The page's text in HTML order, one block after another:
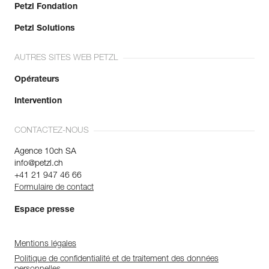
Petzl Fondation
Petzl Solutions
AUTRES SITES WEB PETZL
Opérateurs
Intervention
CONTACTEZ-NOUS
Agence 10ch SA
info@petzl.ch
+41 21 947 46 66
Formulaire de contact
Espace presse
Mentions légales
Politique de confidentialité et de traitement des données